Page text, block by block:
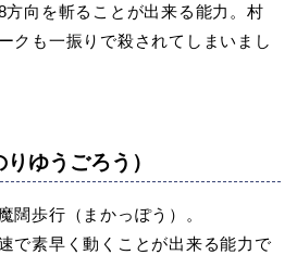
向を斬ることが出来る能力。村
クも一振りで殺されてしまいまし
ゆうごろう）
闊歩行（まかっぽう）。
で素早く動くことが出来る能力で